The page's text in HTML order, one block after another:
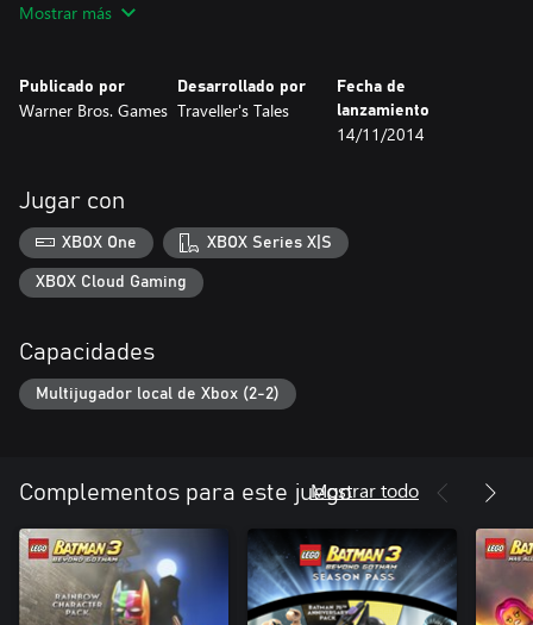
portugués, ruso.
Mostrar más
Publicado por
Warner Bros. Games
Desarrollado por
Traveller's Tales
Fecha de
lanzamiento
14/11/2014
Jugar con
XBOX One XBOX Series X|S
XBOX Cloud Gaming
Capacidades
Multijugador local de Xbox (2-2)
Complementos para este juegoMostrar todo